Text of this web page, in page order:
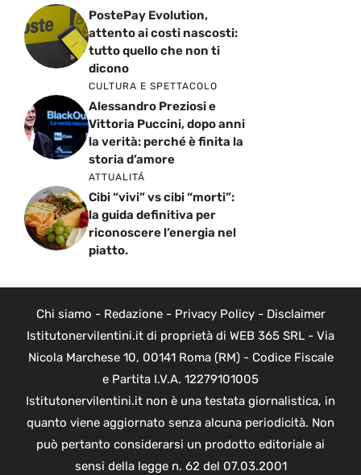
PostePay Evolution,
attento ai costi nascosti:
tutto quello che non ti
dicono
CULTURA E SPETTACOLO
Alessandro Preziosi e
Vittoria Puccini, dopo anni
la verità: perché è finita la
storia d’amore
ATTUALITÁ
Cibi “vivi” vs cibi “morti”:
la guida definitiva per
riconoscere l’energia nel
piatto.
Chi siamo - Redazione- Privacy Policy- Disclaimer
Istitutonervilentini.it di proprietà di WEB 365 SRL - Via
Nicola Marchese 10, 00141 Roma (RM) - Codice Fiscale
e Partita I.V.A. 12279101005
Istitutonervilentini.it non è una testata giornalistica, in
quanto viene aggiornato senza alcuna periodicità. Non
può pertanto considerarsi un prodotto editoriale ai
sensi della legge n. 62 del 07.03.2001